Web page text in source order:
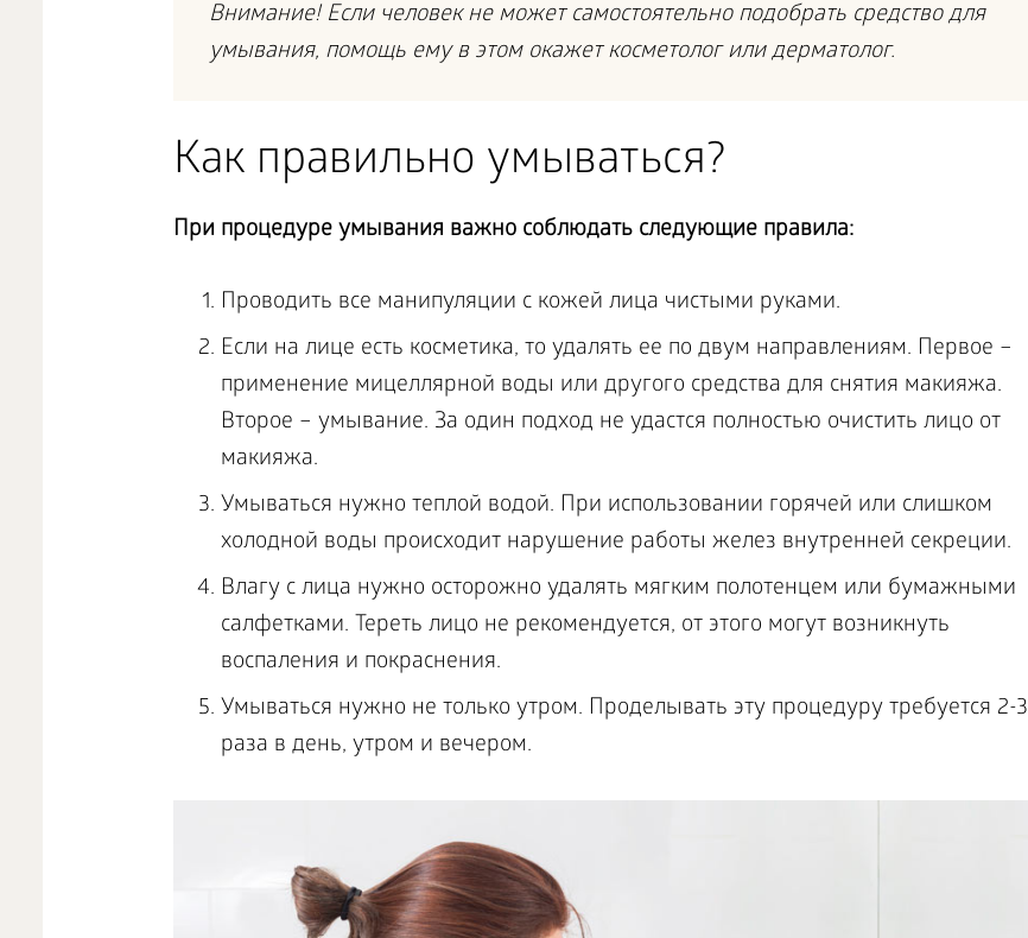
Внимание! Если человек не может самостоятельно подобрать средство для
умывания, помощь ему в этом окажет косметолог или дерматолог.
Как правильно умываться?
При процедуре умывания важно соблюдать следующие правила:
Проводить все манипуляции с кожей лица чистыми руками.
Если на лице есть косметика, то удалять ее по двум направлениям. Первое –
применение мицеллярной воды или другого средства для снятия макияжа.
Второе – умывание. За один подход не удастся полностью очистить лицо от
макияжа.
Умываться нужно теплой водой. При использовании горячей или слишком
холодной воды происходит нарушение работы желез внутренней секреции.
Влагу с лица нужно осторожно удалять мягким полотенцем или бумажными
салфетками. Тереть лицо не рекомендуется, от этого могут возникнуть
воспаления и покраснения.
Умываться нужно не только утром. Проделывать эту процедуру требуется 2-3
раза в день, утром и вечером.